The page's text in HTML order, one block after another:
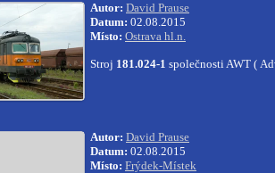
Autor: David Prause
Datum: 02.08.2015
Místo: Ostrava hl.n.
Stroj 181.024-1 společnosti AWT (
Autor: David Prause
Datum: 02.08.2015
Místo: Frýdek-Místek